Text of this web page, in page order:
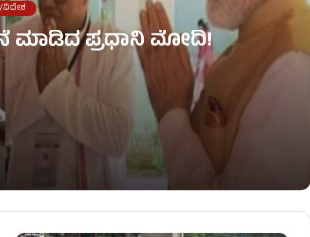
ವಿದೇಶ
ಮಾಡಿದ ಪ್ರಧಾನಿ ಮೋದಿ!